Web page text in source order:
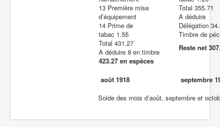
13 Première mise
d’équipement
14 Prime de
tabac 1.55
Total 431.27
A déduire 8 en timbre
423.27 en espèces
Total 355.71
A déduire
Délégation
Timbre de
Reste net
août 1918
septembre
Solde des mois d’août, septembre et